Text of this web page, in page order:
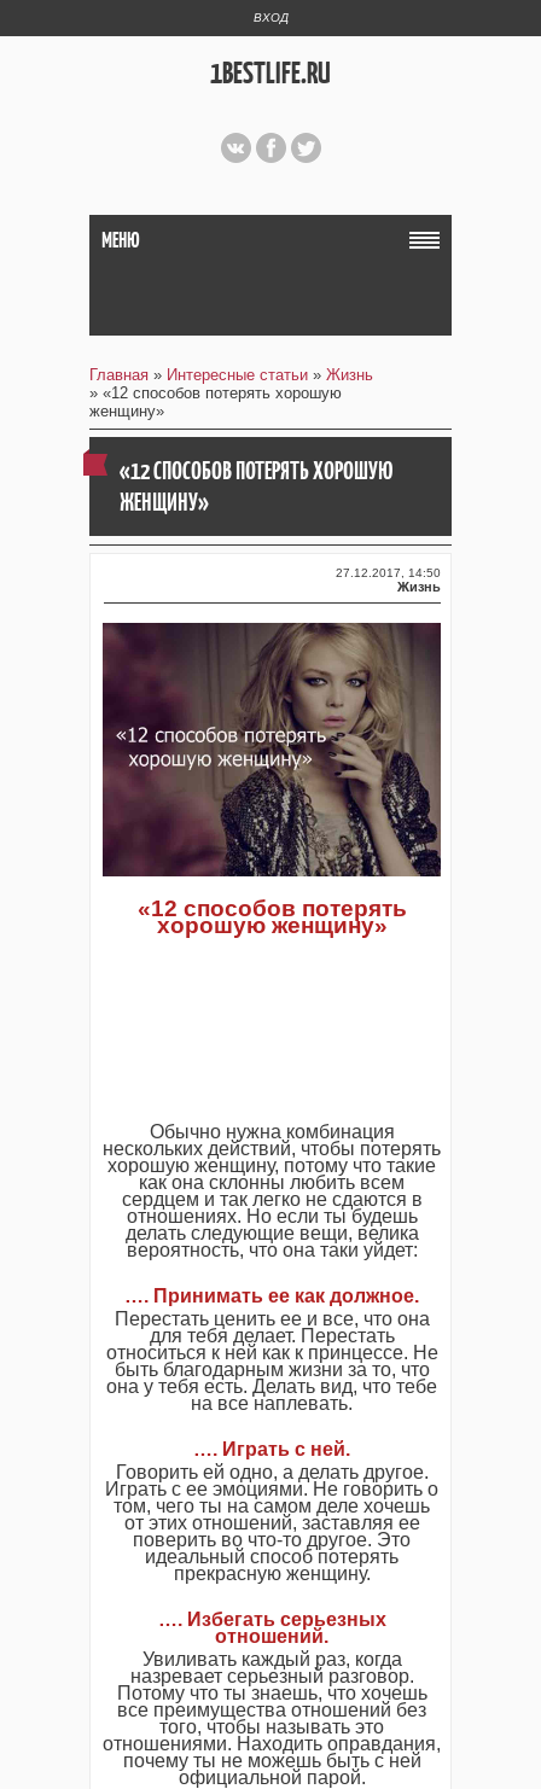
ВХОД
1BESTLIFE.RU
МЕНЮ
Главная » Интересные статьи » Жизнь
» «12 способов потерять хорошую
женщину»
«12 СПОСОБОВ ПОТЕРЯТЬ ХОРОШУЮ
ЖЕНЩИНУ»
27.12.2017, 14:50
Жизнь
«12 способов потерять
хорошую женщину»
Обычно нужна комбинация
нескольких действий, чтобы потерять
хорошую женщину, потому что такие
как она склонны любить всем
сердцем и так легко не сдаются в
отношениях. Но если ты будешь
делать следующие вещи, велика
вероятность, что она таки уйдет:
…. Принимать ее как должное.
Перестать ценить ее и все, что она
для тебя делает. Перестать
относиться к ней как к принцессе. Не
быть благодарным жизни за то, что
она у тебя есть. Делать вид, что тебе
на все наплевать.
…. Играть с ней.
Говорить ей одно, а делать другое.
Играть с ее эмоциями. Не говорить о
том, чего ты на самом деле хочешь
от этих отношений, заставляя ее
поверить во что-то другое. Это
идеальный способ потерять
прекрасную женщину.
…. Избегать серьезных
отношений.
Увиливать каждый раз, когда
назревает серьезный разговор.
Потому что ты знаешь, что хочешь
все преимущества отношений без
того, чтобы называть это
отношениями. Находить оправдания,
почему ты не можешь быть с ней
официальной парой.